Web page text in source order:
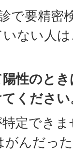
で要精密
ない人
陽性のと
ください
定でき
がんだっ